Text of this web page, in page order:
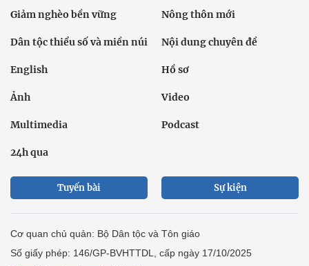
Giảm nghèo bền vững Nông thôn mới
Dân tộc thiểu số và miền núi Nội dung chuyên đề
English Hồ sơ
Ảnh Video
Multimedia Podcast
24h qua
Tuyến bài Sự kiện
Cơ quan chủ quản: Bộ Dân tộc và Tôn giáo
Số giấy phép: 146/GP-BVHTTDL, cấp ngày 17/10/2025